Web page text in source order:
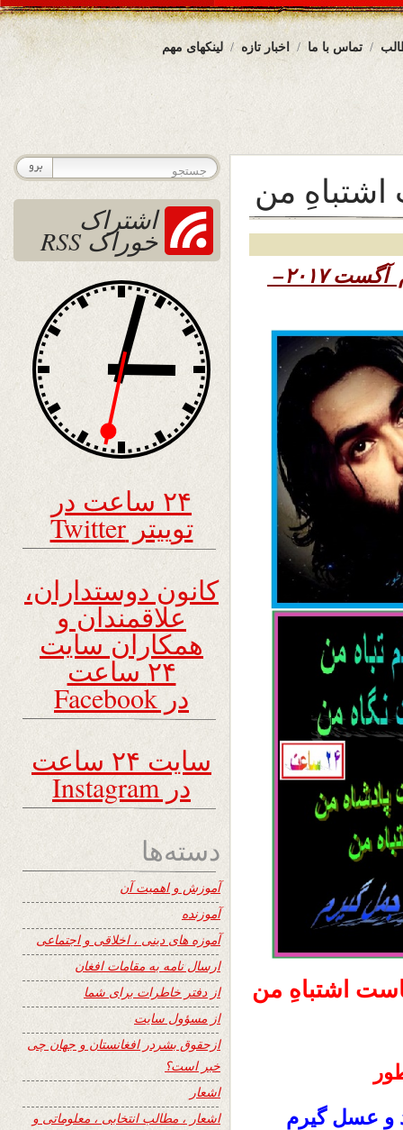
لینکهای مهم اخبار تازه تماس با ما
من
۱۳۹۶ – چهارم آگست ۲۰۱۷–
اشتباهِ من
و عسل گیرم
اشتراک
خوراک RSS
۲۴ ساعت در
توییتر Twitter
کانون دوستداران،
علاقمندان و
همکاران سایت
۲۴ ساعت
در Facebook
سایت ۲۴ ساعت
در Instagram
دسته‌ها
آموزش و اهمیت آن
آموزنده
آموزه های دینی ، اخلاقی و اجتماعی
ارسال نامه به مقامات افغان
از دفتر خاطرات برای شما
از مسؤول سایت
ازحقوق بشردر افغانستان و جهان چی
خبر است؟
اشعار
اشعار ، مطالب انتخابی ، معلوماتی و